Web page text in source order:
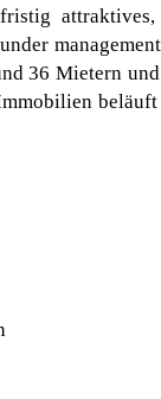
36 Mietern